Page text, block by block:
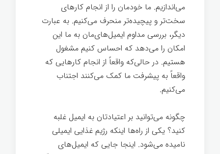
می‌اندازیم. ما خودمان را از انجام کارهای
سخت‌تر و پیچیده‌تر منحرف می‌کنیم. به عبارت
دیگر، بررسی مداوم ایمیل‌های‌مان به ما این
امکان را می‌دهد که احساس کنیم مشغول
هستیم. در حالی‌که واقعاً از انجام کارهایی که
واقعاً به پیشرفت ما کمک می‌کنند اجتناب
می‌کنیم.
چگونه می‌توانید بر اعتیادتان به ایمیل غلبه
کنید؟ یکی از راه‌ها اینکه رژیم غذایی ایمیلی
نامیده می‌شود. اینجا جایی که ایمیل‌های